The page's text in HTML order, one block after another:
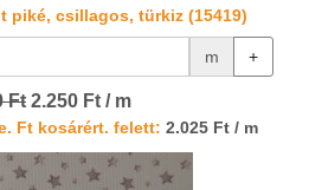
piké, csillagos, türkiz (15419)
m +
Ft 2.250 Ft / m
Ft kosárért. felett: 2.025 Ft / m